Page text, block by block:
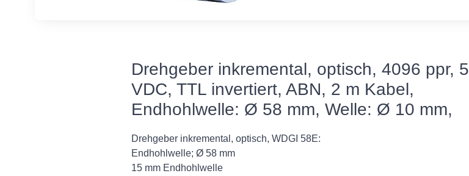
Drehgeber inkremental, optisch, 4096 ppr, 5
VDC, TTL invertiert, ABN, 2 m Kabel,
Endhohlwelle: Ø 58 mm, Welle: Ø 10 mm,
Drehgeber inkremental, optisch, WDGI 58E:
Endhohlwelle; Ø 58 mm
15 mm Endhohlwelle